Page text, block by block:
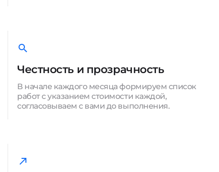
Честность и прозрачность
В начале каждого месяца формируем список
работ с указанием стоимости каждой,
согласовываем с вами до выполнения.